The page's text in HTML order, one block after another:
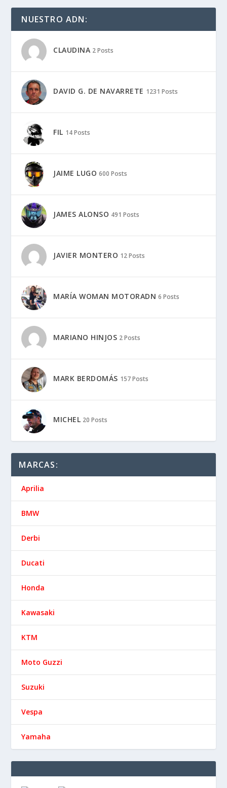
NUESTRO ADN:
CLAUDINA 2 Posts
DAVID G. DE NAVARRETE 1231 Posts
FIL 14 Posts
JAIME LUGO 600 Posts
JAMES ALONSO 491 Posts
JAVIER MONTERO 12 Posts
MARÍA WOMAN MOTORADN 6 Posts
MARIANO HINJOS 2 Posts
MARK BERDOMÁS 157 Posts
MICHEL 20 Posts
MARCAS:
Aprilia
BMW
Derbi
Ducati
Honda
Kawasaki
KTM
Moto Guzzi
Suzuki
Vespa
Yamaha